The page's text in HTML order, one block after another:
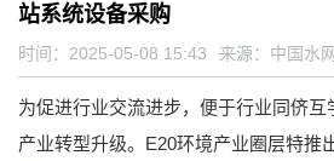
站系统设备采购
时间：2025-05-08 15:43 来源： 中国水网
为促进行业交流进步，便于行业同侪互
产业转型升级。E20环境产业圈层特推